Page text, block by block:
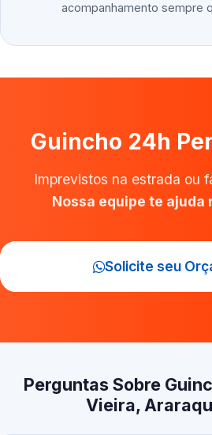
acompanhamento sempre
Guincho 24h
Imprevistos na estrada ou
Nossa equipe te ajuda
Solicite seu
Perguntas Sobre
Vieira,